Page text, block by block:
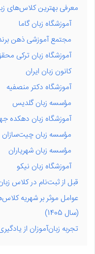
معرفی بهترین کلاس‌های
آموزشگاه زبان گاما
مجتمع آموزشی ذهن
آموزشگاه زبان ترکی
کانون زبان ایران
آموزشگاه دکتر منصفیه
مؤسسه زبان گلدیس
آموزشگاه زبان دهکده
مؤسسه زبان چیت‌سازان
مؤسسه زبان شهریاران
آموزشگاه زبان نیکو
قبل از ثبت‌نام در کلاس
عوامل موثر بر شهریه
(سال 1405)
تجربه زبان‌آموزان از